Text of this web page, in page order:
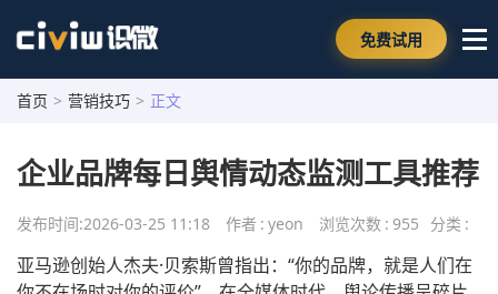
免费试用
首页 > 营销技巧 > 正文
企业品牌每日舆情动态监测工具推荐
发布时间:2026-03-25 11:18 作者 : yeon 浏览次数 : 955 分类 :
亚马逊创始人杰夫·贝索斯曾指出：“你的品牌，就是人们在